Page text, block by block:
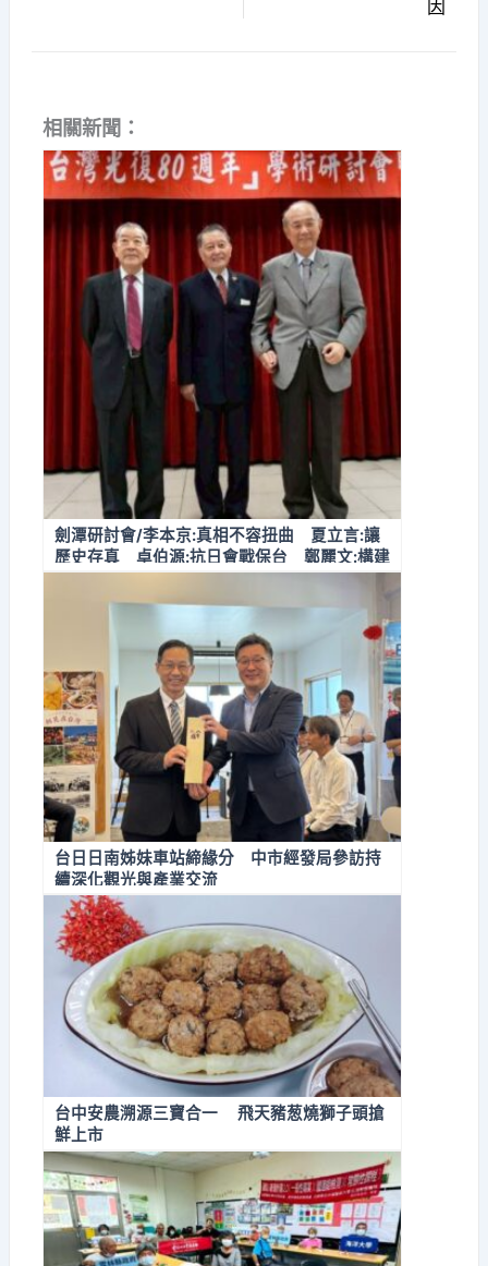
因
相關新聞：
劍潭研討會/李本京:真相不容扭曲 夏立言:讓
歷史存真 卓伯源:抗日會戰保台 鄭麗文:構建
兩岸和平基業 張亞中揭三大任務 徐炳強:振
興民族氣節
台日日南姊妹車站締緣分 中市經發局參訪持
續深化觀光與產業交流
台中安農溯源​三寶合一 飛天豬葱燒獅子頭搶
鮮上市